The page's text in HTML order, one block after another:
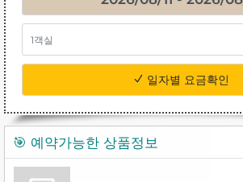
1객실
일자별 요금확인
🎯 예약가능한 상품정보